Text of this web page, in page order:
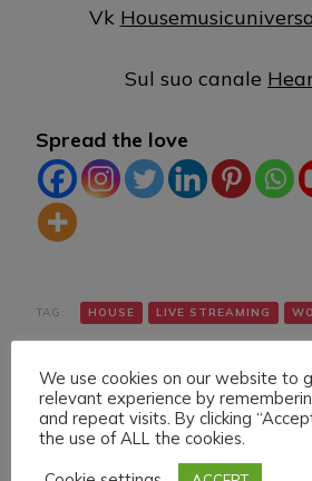
Vk
Sul suo canale
Spread the love
TAG: HOUSE LIVE STREAMING
We use cookies on our website to
relevant experience by
and repeat visits. By clicking
the use of ALL the cookies.